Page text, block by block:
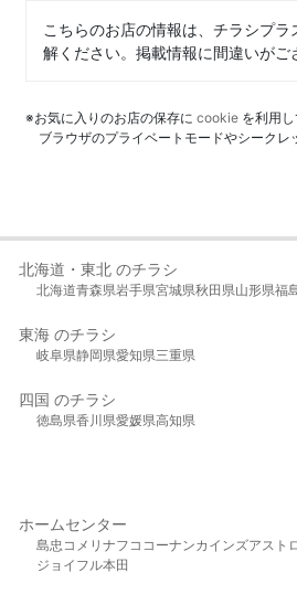
こちらのお店の情報は、チラシプ
解ください。掲載情報に間違いがご
※お気に入りのお店の保存に cookie を利用し
ブラウザのプライベートモードやシーク
北海道・東北 のチラシ
北海道青森県岩手県宮城県秋田県山形県福
東海 のチラシ
岐阜県静岡県愛知県三重県
四国 のチラシ
徳島県香川県愛媛県高知県
ホームセンター
島忠 コメリ ナフコ コーナンカインズアスト
ジョイフル本田